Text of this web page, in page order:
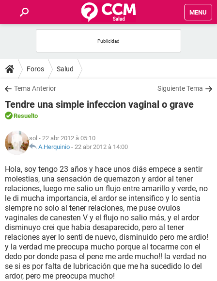
MENU
FORUMS
SALUD
FAMILIA
NUTRICIÓN
SEXUALIDAD
GLOSARIO
Foros Salud
Tema Anterior Siguiente Tema
Tendre una simple infeccion vaginal o grave
Resuelto
sol - 22 abr 2012 à 05:10
A.Herquinio - 22 abr 2012 à 14:00
Hola, soy tengo 23 años y hace unos diás empece a sentir
molestias, una sensación de quemazon y ardor al tener
relaciones, luego me salio un flujo entre amarillo y verde, no
le di mucha importancia, el ardor se intensifico y lo sentia
siempre no solo al tener relaciones, me puse ovulos
vaginales de canesten V y el flujo no salio más, y el ardor
disminuyo crei que habia desaparecido, pero al tener
relaciones ayer lo senti de nuevo, disminuido pero me ardio!
y la verdad me preocupa mucho porque al tocarme con el
dedo por donde pasa el pene me arde mucho!! la verdad no
se si es por falta de lubricación que me ha sucedido lo del
ardor, pero me preocupa mucho!